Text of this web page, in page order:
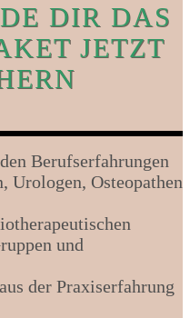
DIR DAS
JETZT
Berufserfahrungen
Urologen, Osteopathen
und
der Praxiserfahrung